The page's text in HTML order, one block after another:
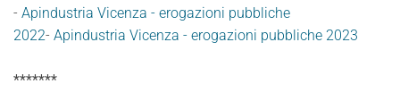
- Apindustria Vicenza - erogazioni pubbliche
2022- Apindustria Vicenza - erogazioni pubbliche 2023
*******